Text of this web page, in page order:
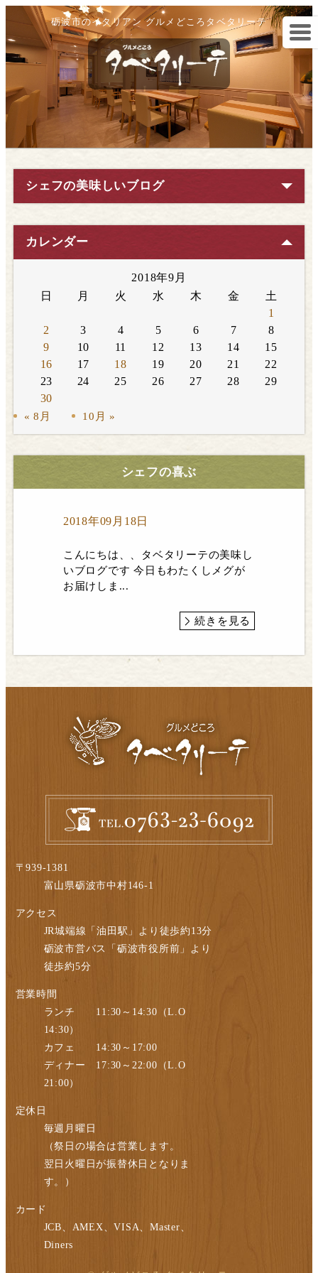
砺波市のイタリアン グルメどころタベタリーテ
シェフの美味しいブログ
カレンダー
2018年9月
日
月 火 水 木 金
土
1
2
3 4 5 6 7
8
9
10 11 12 13 14
15
16
17 18 19 20 21
22
23
24 25 26 27 28
29
30
« 8月 10月 »
シェフの喜ぶ
2018年09月18日
こんにちは、、タベタリーテの美味し
いブログです 今日もわたくしメグが
お届けしま...
続きを見る
〒939-1381
富山県砺波市中村146-1
アクセス
JR城端線「油田駅」より徒歩約13分
砺波市営バス「砺波市役所前」より
徒歩約5分
営業時間
ランチ 11:30～14:30（L.O
14:30）
カフェ 14:30～17:00
ディナー 17:30～22:00（L.O
21:00）
定休日
毎週月曜日
（祭日の場合は営業します。
翌日火曜日が振替休日となりま
す。）
カード
JCB、AMEX、VISA、Master、
Diners